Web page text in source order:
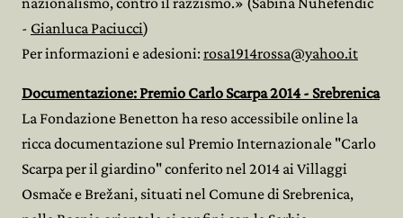
- Gianluca Paciucci)
Per informazioni e adesioni: rosa1914rossa@yahoo.it
Documentazione: Premio Carlo Scarpa 2014 - Srebrenica
La Fondazione Benetton ha reso accessibile online la
ricca documentazione sul Premio Internazionale "Carlo
Scarpa per il giardino" conferito nel 2014 ai Villaggi
Osmače e Brežani, situati nel Comune di Srebrenica,